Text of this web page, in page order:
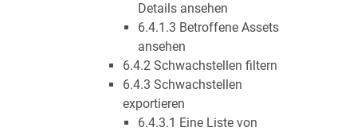
Details ansehen
6.4.1.3 Betroffene Assets
ansehen
6.4.2 Schwachstellen filtern
6.4.3 Schwachstellen
exportieren
6.4.3.1 Eine Liste von